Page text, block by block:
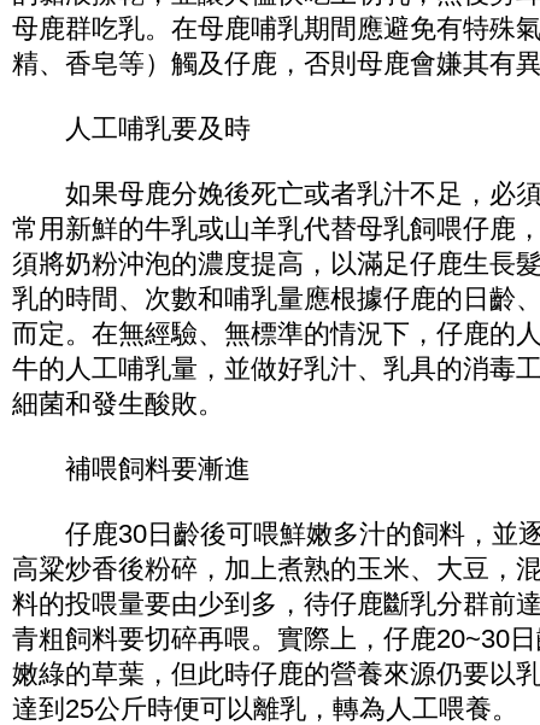
母鹿群吃乳。在母鹿哺乳期間應避免有特殊
精、香皂等）觸及仔鹿，否則母鹿會嫌其有
人工哺乳要及時
如果母鹿分娩後死亡或者乳汁不足，必
常用新鮮的牛乳或山羊乳代替母乳飼喂仔鹿
須將奶粉沖泡的濃度提高，以滿足仔鹿生長
乳的時間、次數和哺乳量應根據仔鹿的日齡
而定。在無經驗、無標準的情況下，仔鹿的
牛的人工哺乳量，並做好乳汁、乳具的消毒
細菌和發生酸敗。
補喂飼料要漸進
仔鹿30日齡後可喂鮮嫩多汁的飼料，並
高粱炒香後粉碎，加上煮熟的玉米、大豆，
料的投喂量要由少到多，待仔鹿斷乳分群前
青粗飼料要切碎再喂。實際上，仔鹿20~30
嫩綠的草葉，但此時仔鹿的營養來源仍要以
達到25公斤時便可以離乳，轉為人工喂養。